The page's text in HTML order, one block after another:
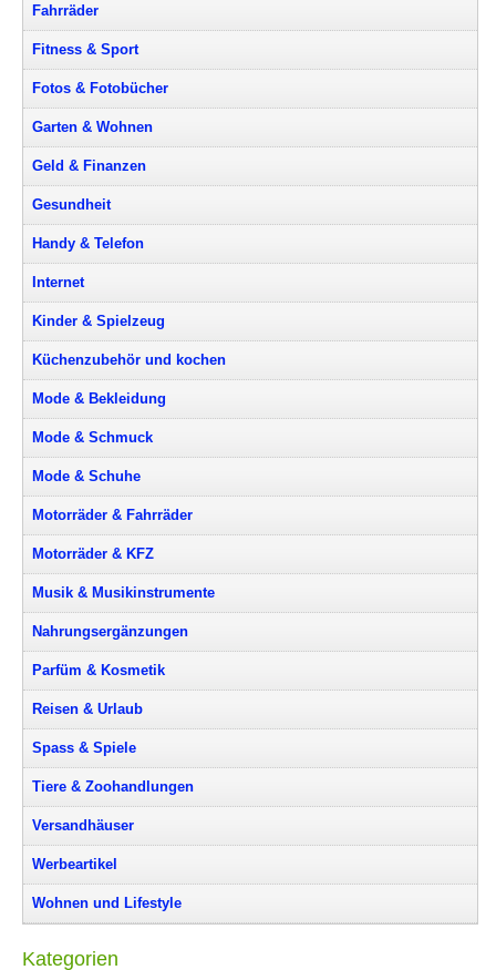
Fahrräder
Fitness & Sport
Fotos & Fotobücher
Garten & Wohnen
Geld & Finanzen
Gesundheit
Handy & Telefon
Internet
Kinder & Spielzeug
Küchenzubehör und kochen
Mode & Bekleidung
Mode & Schmuck
Mode & Schuhe
Motorräder & Fahrräder
Motorräder & KFZ
Musik & Musikinstrumente
Nahrungsergänzungen
Parfüm & Kosmetik
Reisen & Urlaub
Spass & Spiele
Tiere & Zoohandlungen
Versandhäuser
Werbeartikel
Wohnen und Lifestyle
Kategorien